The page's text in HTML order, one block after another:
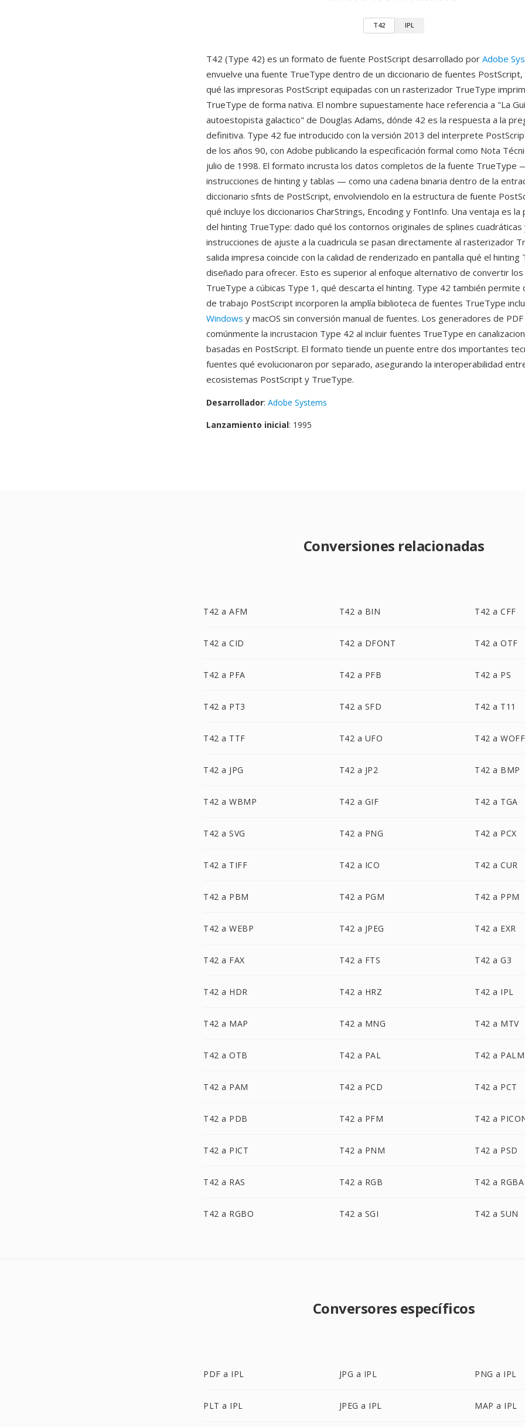
T42 IPL
T42 (Type 42) es un formato de fuente PostScript desarrollado por Adobe
envuelve una fuente TrueType dentro de un diccionario de fuentes
qué las impresoras PostScript equipadas con un rasterizador TrueType
TrueType de forma nativa. El nombre supuestamente hace referencia a "La
autoestopista galactico" de Douglas Adams, dónde 42 es la respuesta a la
definitiva. Type 42 fue introducido con la versión 2013 del interprete
de los años 90, con Adobe publicando la especificación formal como Nota
julio de 1998. El formato incrusta los datos completos de la fuente TrueType
instrucciones de hinting y tablas — como una cadena binaria dentro de la
diccionario sfnts de PostScript, envolviendolo en la estructura de fuente
qué incluye los diccionarios CharStrings, Encoding y FontInfo. Una ventaja es
del hinting TrueType: dado qué los contornos originales de splines cuadráticas
instrucciones de ajuste a la cuadricula se pasan directamente al rasterizador
salida impresa coincide con la calidad de renderizado en pantalla qué el hinting
diseñado para ofrecer. Esto es superior al enfoque alternativo de convertir
TrueType a cúbicas Type 1, qué descarta el hinting. Type 42 también permite
de trabajo PostScript incorporen la amplía biblioteca de fuentes TrueType
Windows y macOS sin conversión manual de fuentes. Los generadores de
comúnmente la incrustacion Type 42 al incluir fuentes TrueType en
basadas en PostScript. El formato tiende un puente entre dos importantes
fuentes qué evolucionaron por separado, asegurando la interoperabilidad
ecosistemas PostScript y TrueType.
Desarrollador: Adobe Systems
Lanzamiento inicial: 1995
Conversiones relacionadas
T42 a AFM T42 a BIN T42 a CFF
T42 a CID T42 a DFONT T42 a OTF
T42 a PFA T42 a PFB T42 a PS
T42 a PT3 T42 a SFD T42 a T11
T42 a TTF T42 a UFO T42 a WOFF
T42 a JPG T42 a JP2 T42 a BMP
T42 a WBMP T42 a GIF T42 a TGA
T42 a SVG T42 a PNG T42 a PCX
T42 a TIFF T42 a ICO T42 a CUR
T42 a PBM T42 a PGM T42 a PPM
T42 a WEBP T42 a JPEG T42 a EXR
T42 a FAX T42 a FTS T42 a G3
T42 a HDR T42 a HRZ T42 a IPL
T42 a MAP T42 a MNG T42 a MTV
T42 a OTB T42 a PAL T42 a PALM
T42 a PAM T42 a PCD T42 a PCT
T42 a PDB T42 a PFM T42 a
T42 a PICT T42 a PNM T42 a PSD
T42 a RAS T42 a RGB T42 a RGBA
T42 a RGBO T42 a SGI T42 a SUN
Conversores específicos
PDF a IPL JPG a IPL PNG a IPL
PLT a IPL JPEG a IPL MAP a IPL